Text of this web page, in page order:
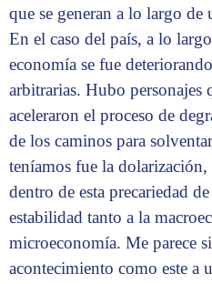
que se generan a lo largo
En el caso del país, a lo
economía se fue
arbitrarias. Hubo personajes
aceleraron el proceso de
de los caminos para
teníamos fue la
dentro de esta precariedad
estabilidad tanto a la
microeconomía. Me parece
acontecimiento como este a